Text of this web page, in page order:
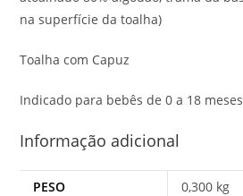
na superfície da toalha)
Toalha com Capuz
Indicado para bebês de 0 a 18 meses
Informação adicional
PESO
0,300 kg